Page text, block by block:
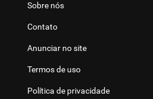
Sobre nós
Contato
Anunciar no site
Termos de uso
Política de privacidade